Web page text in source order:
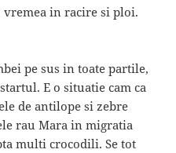
vremea in racire si ploi.
pe sus in toate partile,
E o situatie cam ca
de antilope si zebre
rau Mara in migratia
multi crocodili. Se tot